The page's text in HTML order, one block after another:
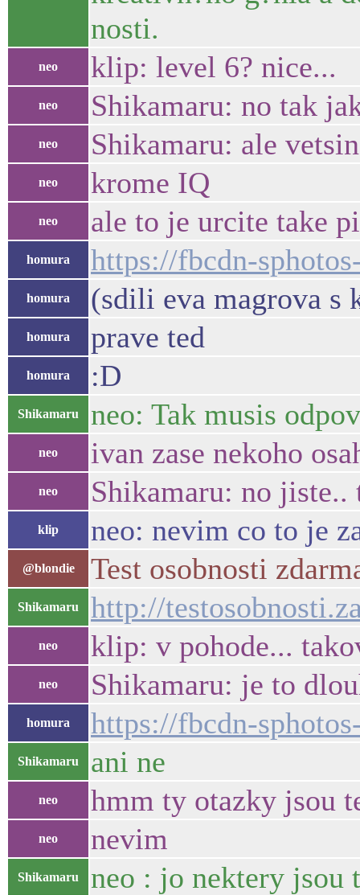
nosti.
neo klip: level 6? nice...
neo Shikamaru: no tak
neo Shikamaru: ale
neo krome IQ
neo ale to je urcite take
homura https://fbcdn-
homura (sdili eva magrova s
homura prave ted
homura :D
Shikamaru neo: Tak musis
neo ivan zase nekoho
neo Shikamaru: no
klip neo: nevim co to je
@blondie Test osobnosti
Shikamaru http://
neo klip: v pohode...
neo Shikamaru: je to
homura https://fbcdn-
Shikamaru ani ne
neo hmm ty otazky jsou
neo nevim
Shikamaru neo : jo nektery jsou